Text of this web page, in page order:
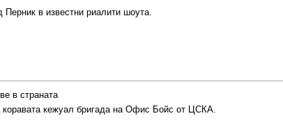
в известни риалити шоута.
в страната
кежуал бригада на Офис Бойс от ЦСКА.